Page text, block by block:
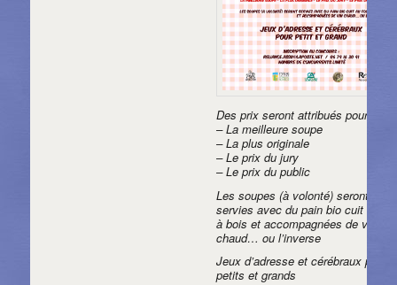
Des prix seront attribués pour :
– La meilleure soupe
– La plus originale
– Le prix du jury
– Le prix du public
Les soupes (à volonté) seront
servies avec du pain bio cuit au
à bois et accompagnées de vin
chaud… ou l’inverse
Jeux d’adresse et cérébraux pour
petits et grands